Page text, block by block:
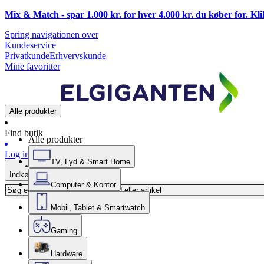
Mix & Match - spar 1.000 kr. for hver 4.000 kr. du køber for.
Spring navigationen over
Kundeservice
PrivatkundeErhvervskunde
Mine favoritter
Alle produkter
Find butik
Log ind
Indkøbskurv
Alle produkter
TV, Lyd & Smart Home
Computer & Kontor
Mobil, Tablet & Smartwatch
Gaming
Hardware